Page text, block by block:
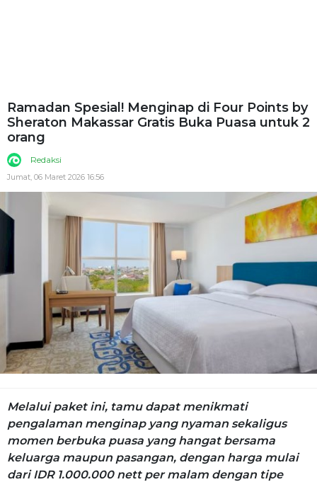
Ramadan Spesial! Menginap di Four Points by
Sheraton Makassar Gratis Buka Puasa untuk 2
orang
Redaksi
Jumat, 06 Maret 2026 16:56
Melalui paket ini, tamu dapat menikmati
pengalaman menginap yang nyaman sekaligus
momen berbuka puasa yang hangat bersama
keluarga maupun pasangan, dengan harga mulai
dari IDR 1.000.000 nett per malam dengan tipe